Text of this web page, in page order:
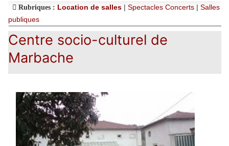
Rubriques : Location de salles | Spectacles Concerts | Salles
publiques
Centre socio-culturel de
Marbache